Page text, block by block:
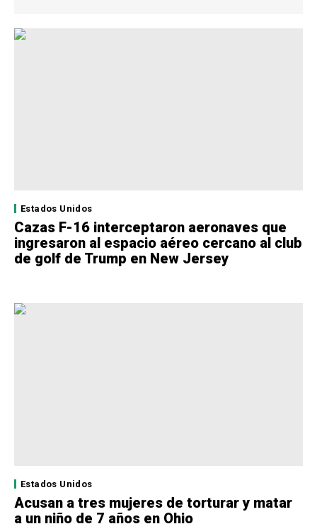
Estados Unidos
Cazas F-16 interceptaron aeronaves que
ingresaron al espacio aéreo cercano al club
de golf de Trump en New Jersey
Estados Unidos
Acusan a tres mujeres de torturar y matar
a un niño de 7 años en Ohio